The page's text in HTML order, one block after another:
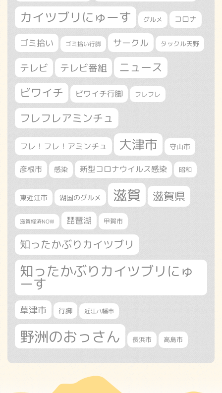
カイツブリにゅーす グルメ コロナ
ゴミ拾い ゴミ拾い行脚 サークル タックル天野
テレビ テレビ番組 ニュース
ビワイチ ビワイチ行脚 フレフレ
フレフレアミンチュ
フレ！フレ！アミンチュ 大津市 守山市
彦根市 感染 新型コロナウイルス感染 昭和
東近江市 湖国のグルメ 滋賀 滋賀県
滋賀経済NOW 琵琶湖 甲賀市
知ったかぶりカイツブリ
知ったかぶりカイツブリにゅ
ーす
草津市 行脚 近江八幡市
野洲のおっさん 長浜市 高島市